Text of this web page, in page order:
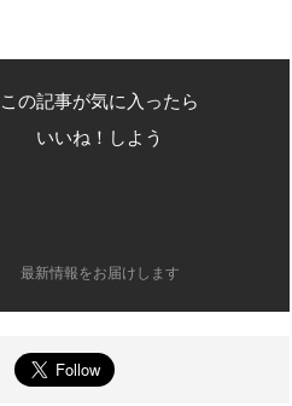
この記事が気に入ったら
いいね！しよう
最新情報をお届けします